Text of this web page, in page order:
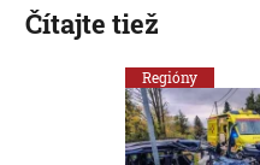
Čítajte tiež
Regióny